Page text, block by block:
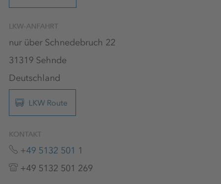
LKW-ANFAHRT
nur über Schnedebruch 22
31319 Sehnde
Deutschland
LKW Route
KONTAKT
+49 5132 501 1
+49 5132 501 269